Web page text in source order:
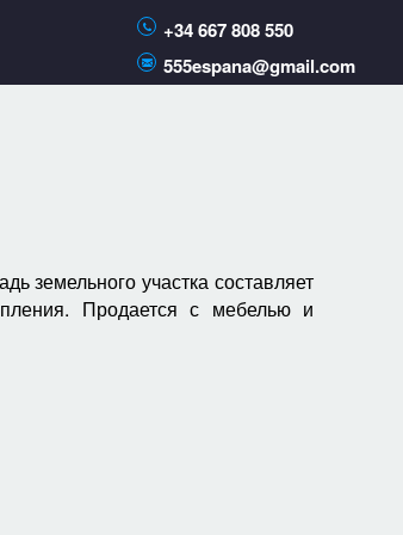
+34 667 808 550
555espana@gmail.com
земельного участка составляет
Продается с мебелью и